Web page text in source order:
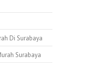
Di Surabaya
Surabaya